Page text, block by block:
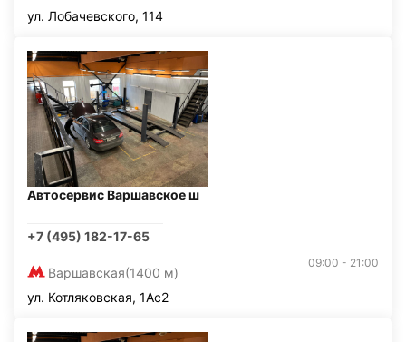
ул. Лобачевского, 114
Автосервис Варшавское ш
+7 (495) 182-17-65
Варшавская(1400 м)
09:00 - 21:00
ул. Котляковская, 1Ас2